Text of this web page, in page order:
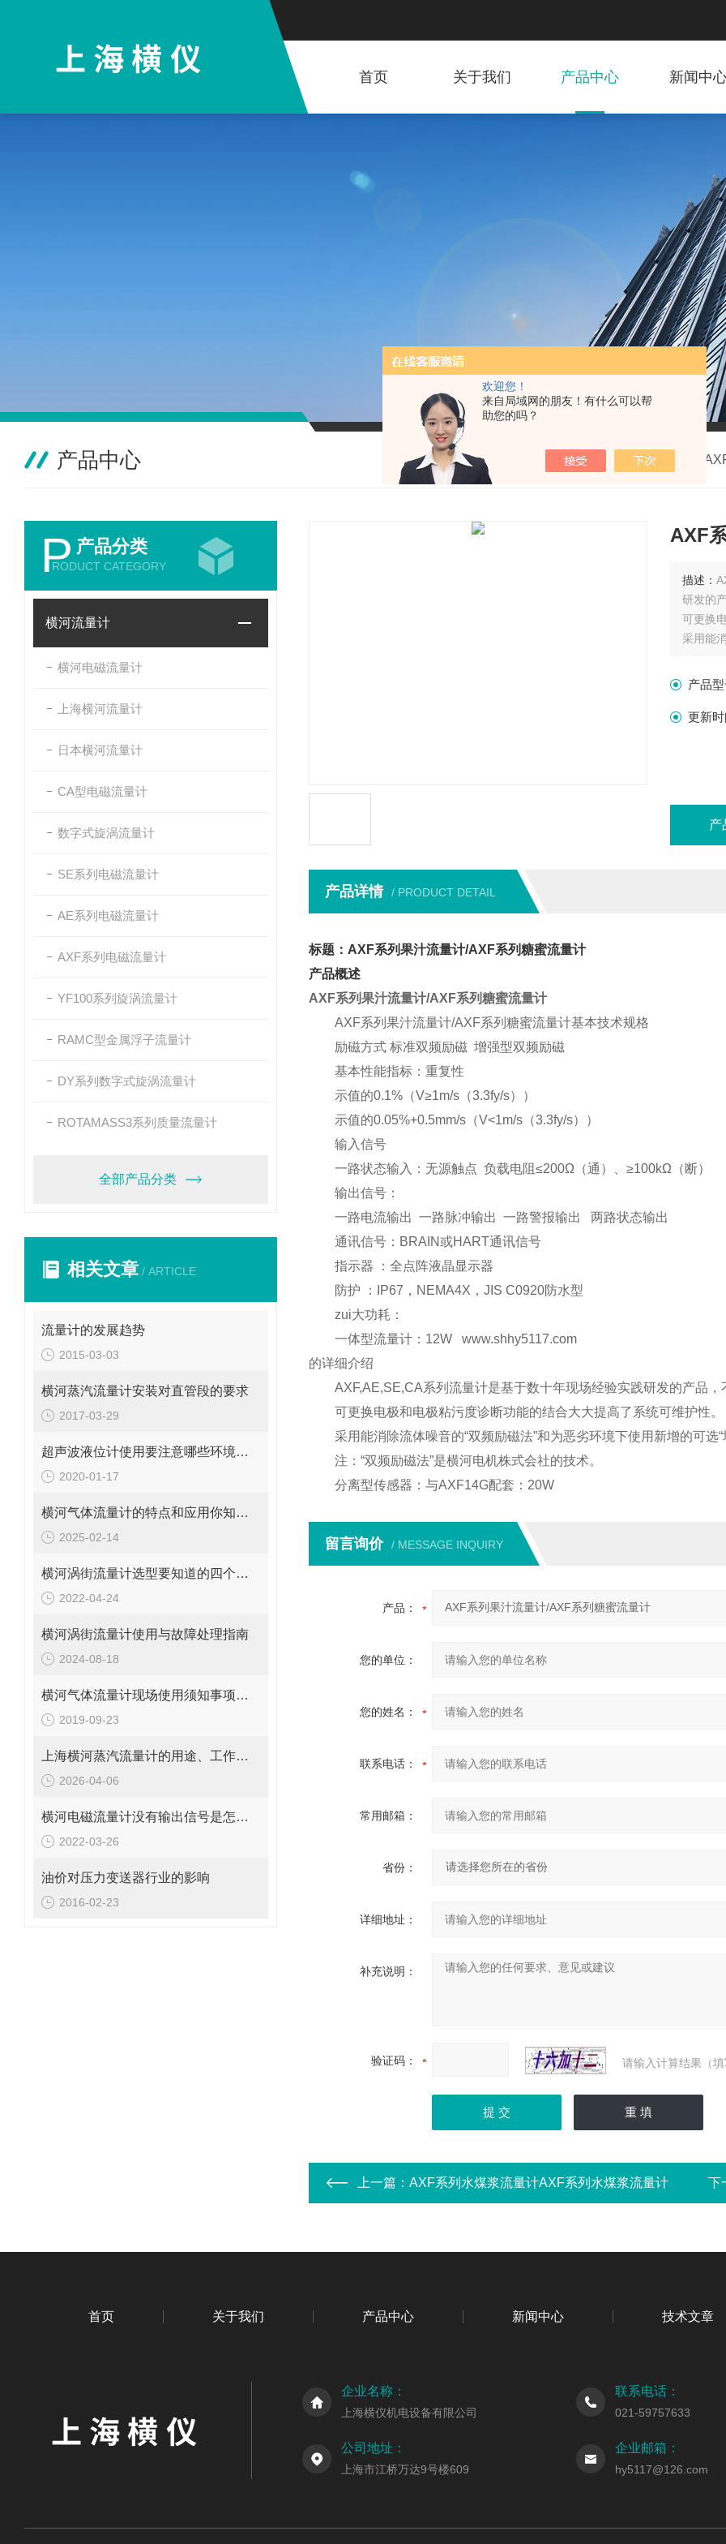
欢迎您！
来自局域网的朋友！有什么可以帮
助您的吗？
首页 关于我们 产品中心 新闻中
产品中心 我的位置： 产品中心 横河流量计
P 产品分类
RODUCT CATEGORY
横河流量计
横河电磁流量计
上海横河流量计
日本横河流量计
CA型电磁流量计
数字式旋涡流量计
SE系列电磁流量计
AE系列电磁流量计
AXF系列电磁流量计
YF100系列旋涡流量计
RAMC型金属浮子流量计
DY系列数字式旋涡流量计
ROTAMASS3系列质量流量计
全部产品分类
相关文章 / ARTICLE
流量计的发展趋势
2015-03-03
横河蒸汽流量计安装对直管段的要求
2017-03-29
超声波液位计使用要注意哪些环境条件呢？
2020-01-17
横河气体流量计的特点和应用你知道吗？
2025-02-14
横河涡街流量计选型要知道的四个事情
2022-04-24
横河涡街流量计使用与故障处理指南
2024-08-18
横河气体流量计现场使用须知事项可不少
2019-09-23
上海横河蒸汽流量计的用途、工作原理与使用注意事项
2026-04-06
横河电磁流量计没有输出信号是怎么回事？
2022-03-26
油价对压力变送器行业的影响
2016-02-23
AXF
描述：
研发的
可更换
采用能
产品
更新时
产
产品详情 / PRODUCT DETAIL
标题：AXF系列果汁流量计/AXF系列糖蜜流量计
产品概述
AXF系列果汁流量计/AXF系列糖蜜流量计
AXF系列果汁流量计/AXF系列糖蜜流量计基本技术规格
励磁方式 标准双频励磁 增强型双频励磁
基本性能指标：重复性
示值的0.1%（V≥1m/s（3.3fy/s））
示值的0.05%+0.5mm/s（V<1m/s（3.3fy/s））
输入信号
一路状态输入：无源触点 负载电阻≤200Ω（通）、≥100kΩ（断）
输出信号：
一路电流输出 一路脉冲输出 一路警报输出 两路状态输出
通讯信号：BRAIN或HART通讯信号
指示器 ：全点阵液晶显示器
防护 ：IP67，NEMA4X，JIS C0920防水型
zui大功耗：
一体型流量计：12W www.shhy5117.com
的详细介绍
AXF,AE,SE,CA系列流量计是基于数十年现场经验实践研发的产品，
可更换电极和电极粘污度诊断功能的结合大大提高了系统可维护性。
采用能消除流体噪音的“双频励磁法”和为恶劣环境下使用新增的可选
注：“双频励磁法”是横河电机株式会社的技术。
分离型传感器：与AXF14G配套：20W
留言询价 / MESSAGE INQUIRY
产品：
您的单位：
您的姓名：
联系电话：
常用邮箱：
省份：
详细地址：
补充说明：
验证码： 请输入计算结果（
上一篇： AXF系列水煤浆流量计AXF系列水煤浆流量计 下
首页 关于我们 产品中心 新闻中心 技术文章
企业名称：
上海横仪机电设备有限公司
联系电话：
021-59757633
公司地址：
上海市江桥万达9号楼609
企业邮箱：
hy5117@126.com